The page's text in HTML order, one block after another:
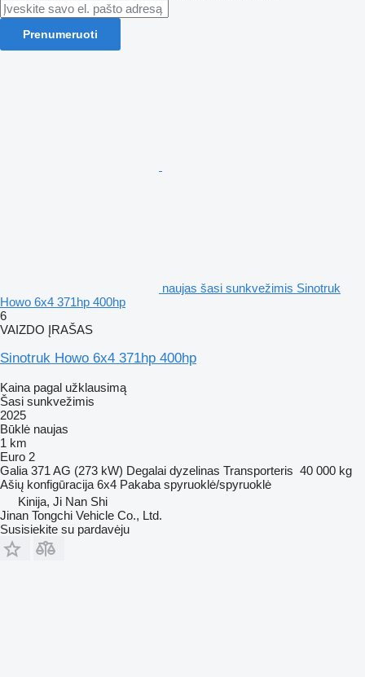
Prenumeruoti
naujas šasi sunkvežimis Sinotruk
Howo 6x4 371hp 400hp
6
VAIZDO ĮRAŠAS
Sinotruk Howo 6x4 371hp 400hp
Kaina pagal užklausimą
Šasi sunkvežimis
2025
Būklė naujas
1 km
Euro 2
Galia 371 AG (273 kW) Degalai dyzelinas Transporteris 40 000 kg
Ašių konfigūracija 6x4 Pakaba spyruoklė/spyruoklė
Kinija, Ji Nan Shi
Jinan Tongchi Vehicle Co., Ltd.
Susisiekite su pardavėju